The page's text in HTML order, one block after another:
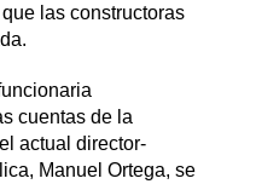
las constructoras
cuentas de la
actual director-
Manuel Ortega, se